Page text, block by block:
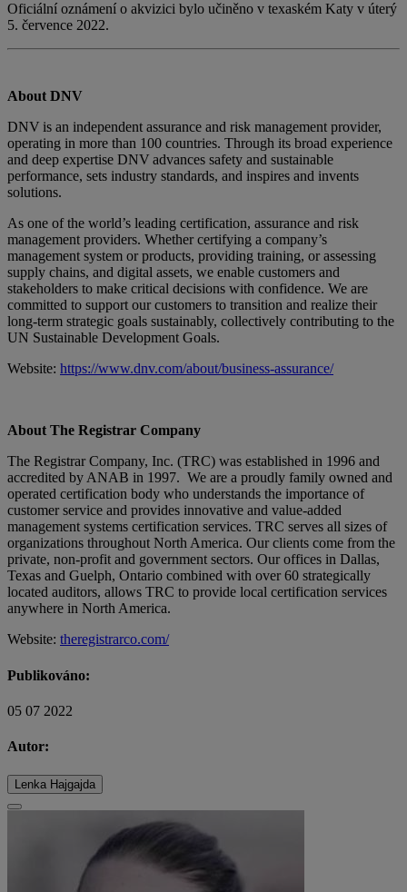
Oficiální oznámení o akvizici bylo učiněno v texaském Katy v úterý
5. července 2022.
About DNV
DNV is an independent assurance and risk management provider,
operating in more than 100 countries. Through its broad experience
and deep expertise DNV advances safety and sustainable
performance, sets industry standards, and inspires and invents
solutions.
As one of the world’s leading certification, assurance and risk
management providers. Whether certifying a company’s
management system or products, providing training, or assessing
supply chains, and digital assets, we enable customers and
stakeholders to make critical decisions with confidence. We are
committed to support our customers to transition and realize their
long-term strategic goals sustainably, collectively contributing to the
UN Sustainable Development Goals.
Website: https://www.dnv.com/about/business-assurance/
About The Registrar Company
The Registrar Company, Inc. (TRC) was established in 1996 and
accredited by ANAB in 1997. We are a proudly family owned and
operated certification body who understands the importance of
customer service and provides innovative and value-added
management systems certification services. TRC serves all sizes of
organizations throughout North America. Our clients come from the
private, non-profit and government sectors. Our offices in Dallas,
Texas and Guelph, Ontario combined with over 60 strategically
located auditors, allows TRC to provide local certification services
anywhere in North America.
Website: theregistrarco.com/
Publikováno:
05 07 2022
Autor:
Lenka Hajgajda